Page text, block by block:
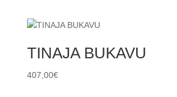
TINAJA BUKAVU
407,00€